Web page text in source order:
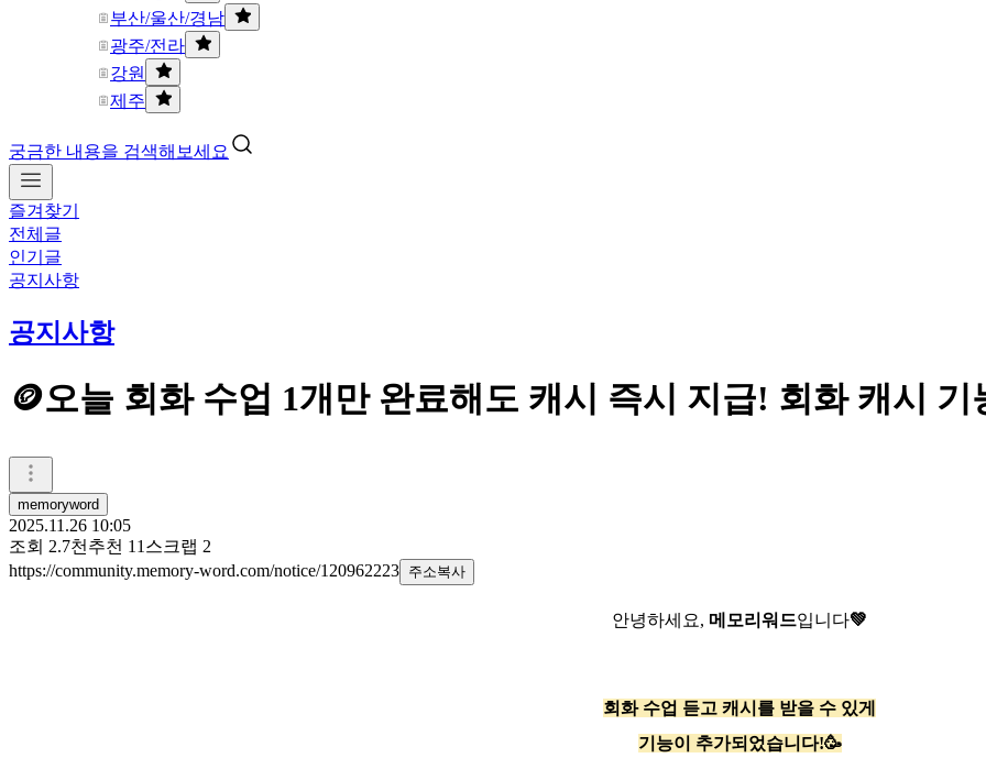
부산/울산/경남
광주/전라
강원
제주
궁금한 내용을 검색해보세요
즐겨찾기
전체글
인기글
공지사항
공지사항
🪙오늘 회화 수업 1개만 완료해도 캐시 즉시 지급! 회화 캐시 기
memoryword
2025.11.26 10:05
조회 2.7천 추천 11 스크랩 2
https://community.memory-word.com/notice/120962223 주소복사
안녕하세요, 메모리워드입니다💚
회화 수업 듣고 캐시를 받을 수 있게
기능이 추가되었습니다!🥳